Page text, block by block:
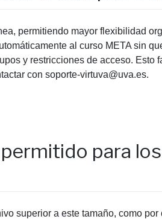
permitiendo mayor flexibilidad
al curso META sin
y restricciones de acceso. Esto
con soporte-virtuva@uva.es.
para
superior a este tamaño, como